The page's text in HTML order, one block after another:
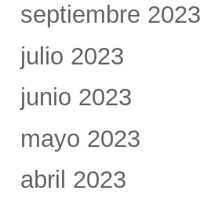
septiembre 2023
julio 2023
junio 2023
mayo 2023
abril 2023